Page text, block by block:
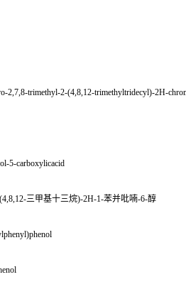
2,7,8-trimethyl-2-(4,8,12-trimethyltridecyl)-2H-
5-carboxylicacid
三甲基十三烷)-2H-1-苯并吡喃-6-醇